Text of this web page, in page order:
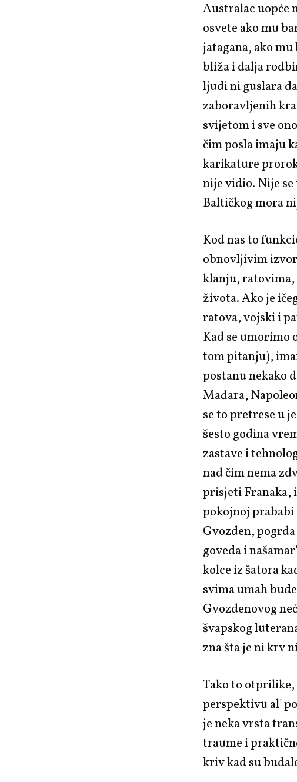
Australac uopće
osvete ako mu
jatagana, ako
bliža i dalja
ljudi ni guslara
zaboravljenih
svijetom i sve
čim posla imaju
karikature
nije vidio. Nije
Baltičkog mora
Kod nas to
obnovljivim
klanju,
života. Ako je
ratova, vojski i
Kad se umorimo
tom pitanju),
postanu nekako
Mađara,
se to pretrese u
šesto godina
zastave i
nad čim nema
prisjeti Franaka,
pokojnoj prababi
Gvozden,
goveda i
kolce iz šatora
svima umah
Gvozdenovog
švapskog
zna šta je ni krv
Tako to otprilike,
perspektivu al'
je neka vrsta
traume i
kriv kad su